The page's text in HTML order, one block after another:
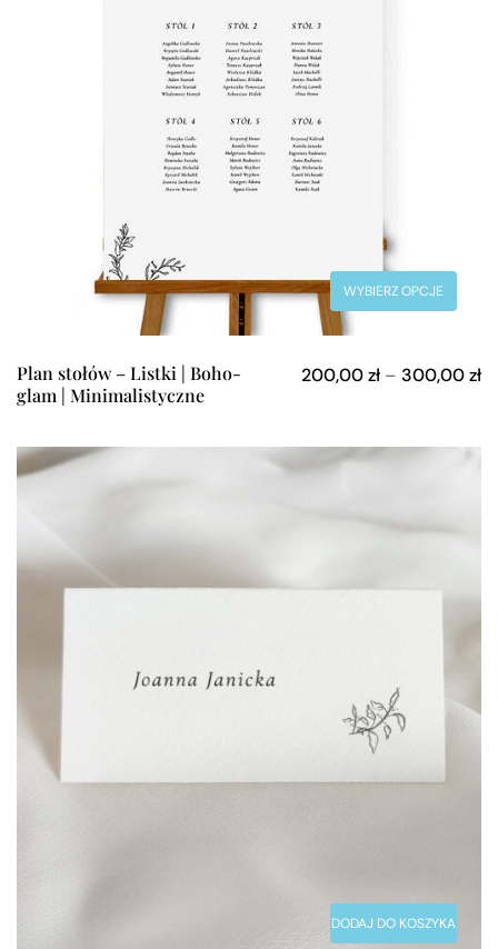
WYBIERZ OPCJE
Plan stołów – Listki | Boho-
glam | Minimalistyczne
200,00zł – 300,00zł
DODAJ DO KOSZYKA